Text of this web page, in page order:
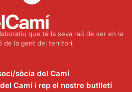
que té la seva raó de ser en la
de la gent del territori.
sòcia del Camí
Camí i rep el nostre butlletí